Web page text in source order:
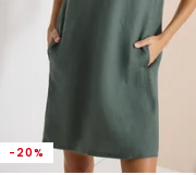
-20%